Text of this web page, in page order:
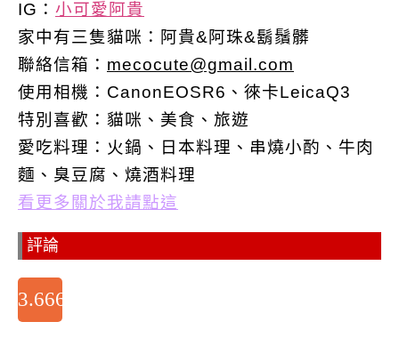
IG： 小可愛阿貴
家中有三隻貓咪：阿貴&阿珠&鬍鬚髒
聯絡信箱： mecocute@gmail.com
使用相機：CanonEOSR6、徠卡LeicaQ3
特別喜歡： 貓咪、美食、旅遊
愛吃料理：火鍋、日本料理、串燒小酌、牛肉
麵、臭豆腐、燒酒料理
看更多關於我請點這
評論
3.6666666666667